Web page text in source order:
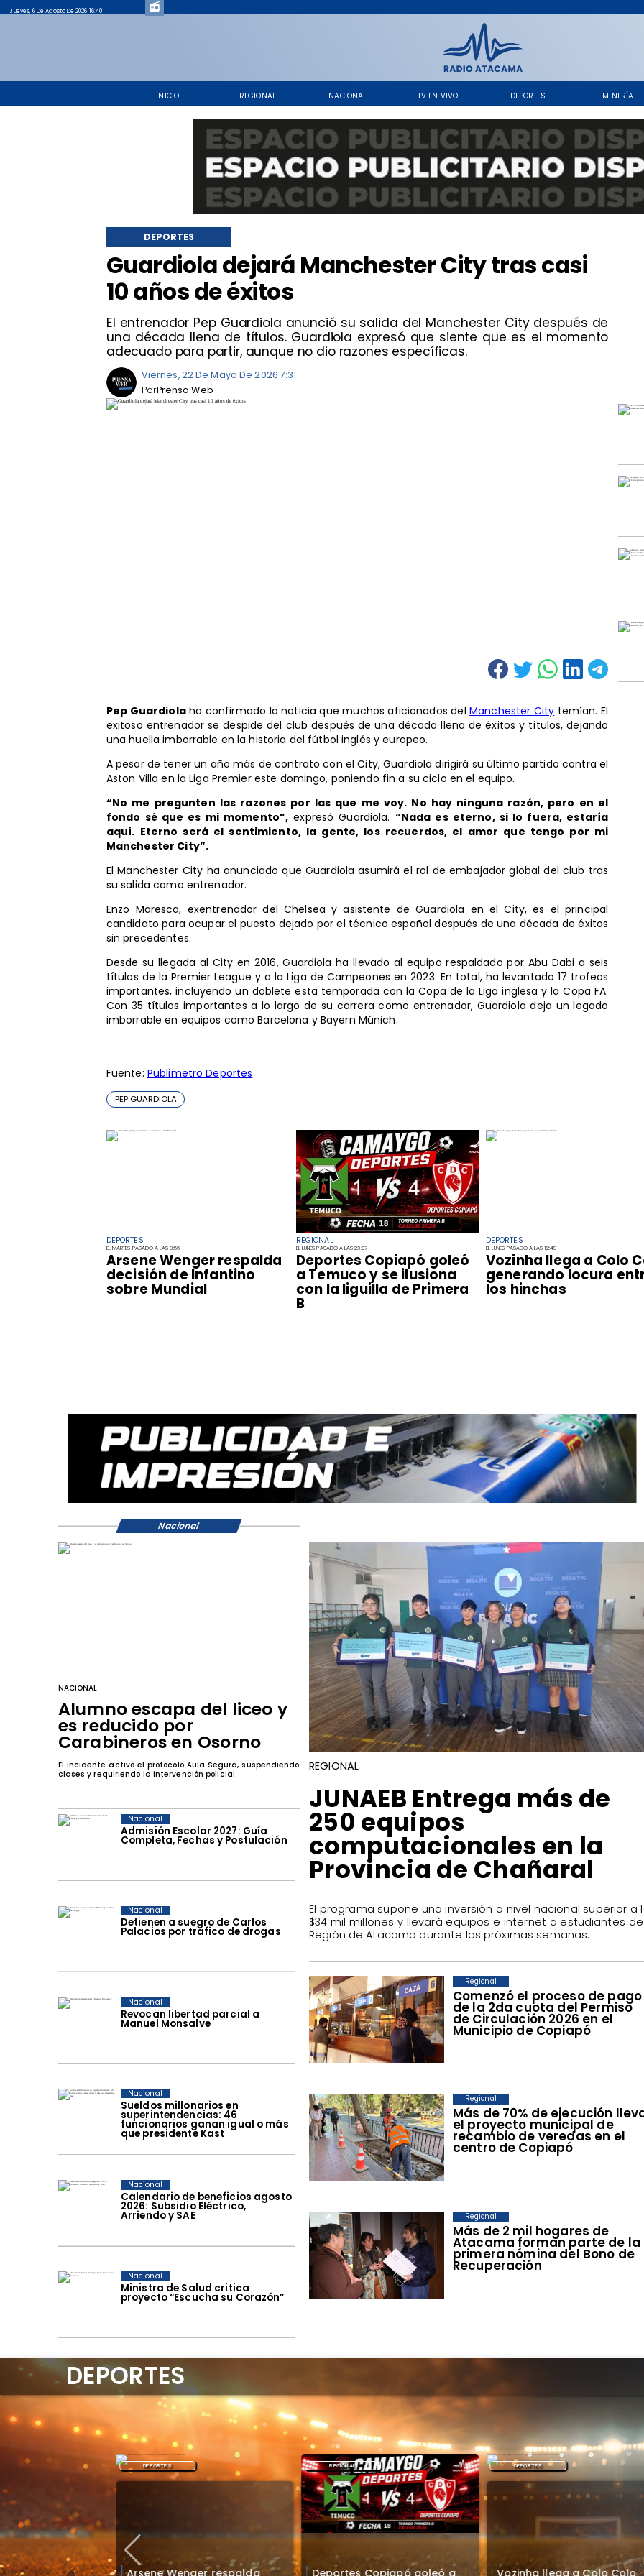
INICIO REGIONAL NACIONAL TV EN VIVO DEPORTES MINERÍA
Jueves, 6 De Agosto De 2026 16:40
Guardiola dejará Manchester City tras casi
10 años de éxitos
El entrenador Pep Guardiola anunció su salida del Manchester City después de
una década llena de títulos. Guardiola expresó que siente que es el momento
adecuado para partir, aunque no dio razones específicas.
DEPORTES
Viernes, 22 De Mayo De 2026 7:31
Prensa Web
Por
DEPORTES
EL MARTES PASADO A LAS 8:56
Arsene Wenger respalda
decisión de Infantino
sobre Mundial
REGIONAL
EL LUNES PASADO A LAS 23:07
Deportes Copiapó goleó
a Temuco y se ilusiona
con la liguilla de Primera
B
DEPORTES
EL LUNES PASADO A LAS 12:49
Vozinha llega a Colo
generando locura
los hinchas
Pep Guardiolaha confirmado la noticia que muchos aficionados delManchester City temían. El
exitoso entrenador se despide del club después de una década llena de éxitos y títulos, dejando
una huella imborrable en la historia del fútbol inglés y europeo.
A pesar de tener un año más de contrato con el City, Guardiola dirigirá su último partido contra el
Aston Villa en la Liga Premier este domingo, poniendo fin a su ciclo en el equipo.
“No me pregunten las razones por las que me voy. No hay ninguna razón, pero en el
fondo sé que es mi momento”, expresó Guardiola. “Nada es eterno, si lo fuera, estaría
aquí. Eterno será el sentimiento, la gente, los recuerdos, el amor que tengo por mi
Manchester City”.
El Manchester City ha anunciado que Guardiola asumirá el rol de embajador global del club tras
su salida como entrenador.
Enzo Maresca, exentrenador del Chelsea y asistente de Guardiola en el City, es el principal
candidato para ocupar el puesto dejado por el técnico español después de una década de éxitos
sin precedentes.
Desde su llegada al City en 2016, Guardiola ha llevado al equipo respaldado por Abu Dabi a seis
títulos de la Premier League y a la Liga de Campeones en 2023. En total, ha levantado 17 trofeos
importantes, incluyendo un doblete esta temporada con la Copa de la Liga inglesa y la Copa FA.
Con 35 títulos importantes a lo largo de su carrera como entrenador, Guardiola deja un legado
imborrable en equipos como Barcelona y Bayern Múnich.
Fuente: Publimetro Deportes
PEP GUARDIOLA
Admisión Escolar 2027: Guía
Completa, Fechas y Postulación
Nacional
Detienen a suegro de Carlos
Palacios por tráfico de drogas
Nacional
Revocan libertad parcial a
Manuel Monsalve
Nacional
Sueldos millonarios en
superintendencias: 46
funcionarios ganan igual o más
que presidente Kast
Nacional
Calendario de beneficios agosto
2026: Subsidio Eléctrico,
Arriendo y SAE
Nacional
Ministra de Salud critica
proyecto “Escucha su Corazón”
Nacional
​Comenzó el proceso de pago
de la 2da cuota del Permiso
de Circulación 2026 en el
Municipio de Copiapó
Regional
​Más de 70% de ejecución
el proyecto municipal de
recambio de veredas en el
centro de Copiapó
Regional
​Más de 2 mil hogares de
Atacama forman parte de la
primera nómina del Bono de
Recuperación
Regional
NACIONAL
Alumno escapa del liceo y
es reducido por
Carabineros en Osorno
El incidente activó el protocolo Aula Segura, suspendiendo
clases y requiriendo la intervención policial.
REGIONAL
​JUNAEB Entrega más de
250 equipos
computacionales en la
Provincia de Chañaral
​El programa supone una inversión a nivel nacional superior a
$34 mil millones y llevará equipos e internet a estudiantes
Región de Atacama durante las próximas semanas.
Nacional
Arsene Wenger respalda
DEPORTES
Deportes Copiapó goleó a
REGIONAL
Vozinha llega a Colo Colo
DEPORTES
DEPORTES